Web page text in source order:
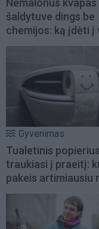
Nemalonus kvapas
šaldytuve dings be
chemijos: ką įdėti į
Gyvenimas
Tualetinis popierius
traukiasi į praeitį:
pakeis artimiausiu